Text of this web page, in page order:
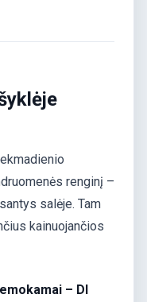
renginį –
salėje. Tam
kainuojančios
– DI